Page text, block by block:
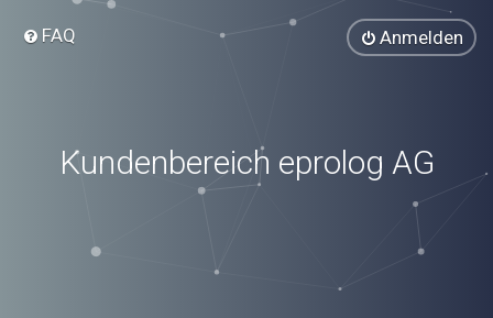
FAQ Anmelden
Kundenbereich eprolog AG